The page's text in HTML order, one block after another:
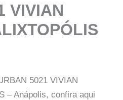
VIVIAN
5021 VIVIAN
– Anápolis, confira aqui